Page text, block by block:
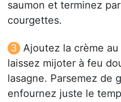
saumon et terminez
courgettes.
Ajoutez la crème
laissez mijoter à feu
lasagne. Parsemez de
enfournez juste le